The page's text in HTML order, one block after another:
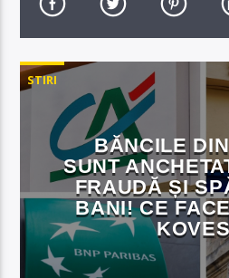
STIRI
BĂNCILE
SUNT
FRAUDĂ ȘI
BANI! CE